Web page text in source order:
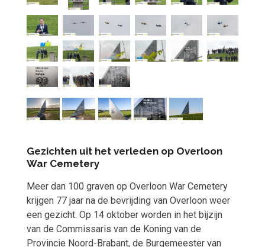
Gezichten uit het verleden op Overloon
War Cemetery
Meer dan 100 graven op Overloon War Cemetery
krijgen 77 jaar na de bevrijding van Overloon weer
een gezicht. Op 14 oktober worden in het bijzijn
van de Commissaris van de Koning van de
Provincie Noord-Brabant, de Burgemeester van